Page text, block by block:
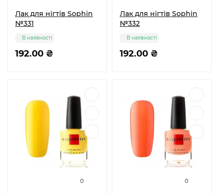
Лак для нігтів Sophin
№331
192.00 ₴
В наявності
Лак для нігтів Sophin
№332
192.00 ₴
В наявності
0 0